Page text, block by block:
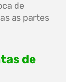
de
as partes
de